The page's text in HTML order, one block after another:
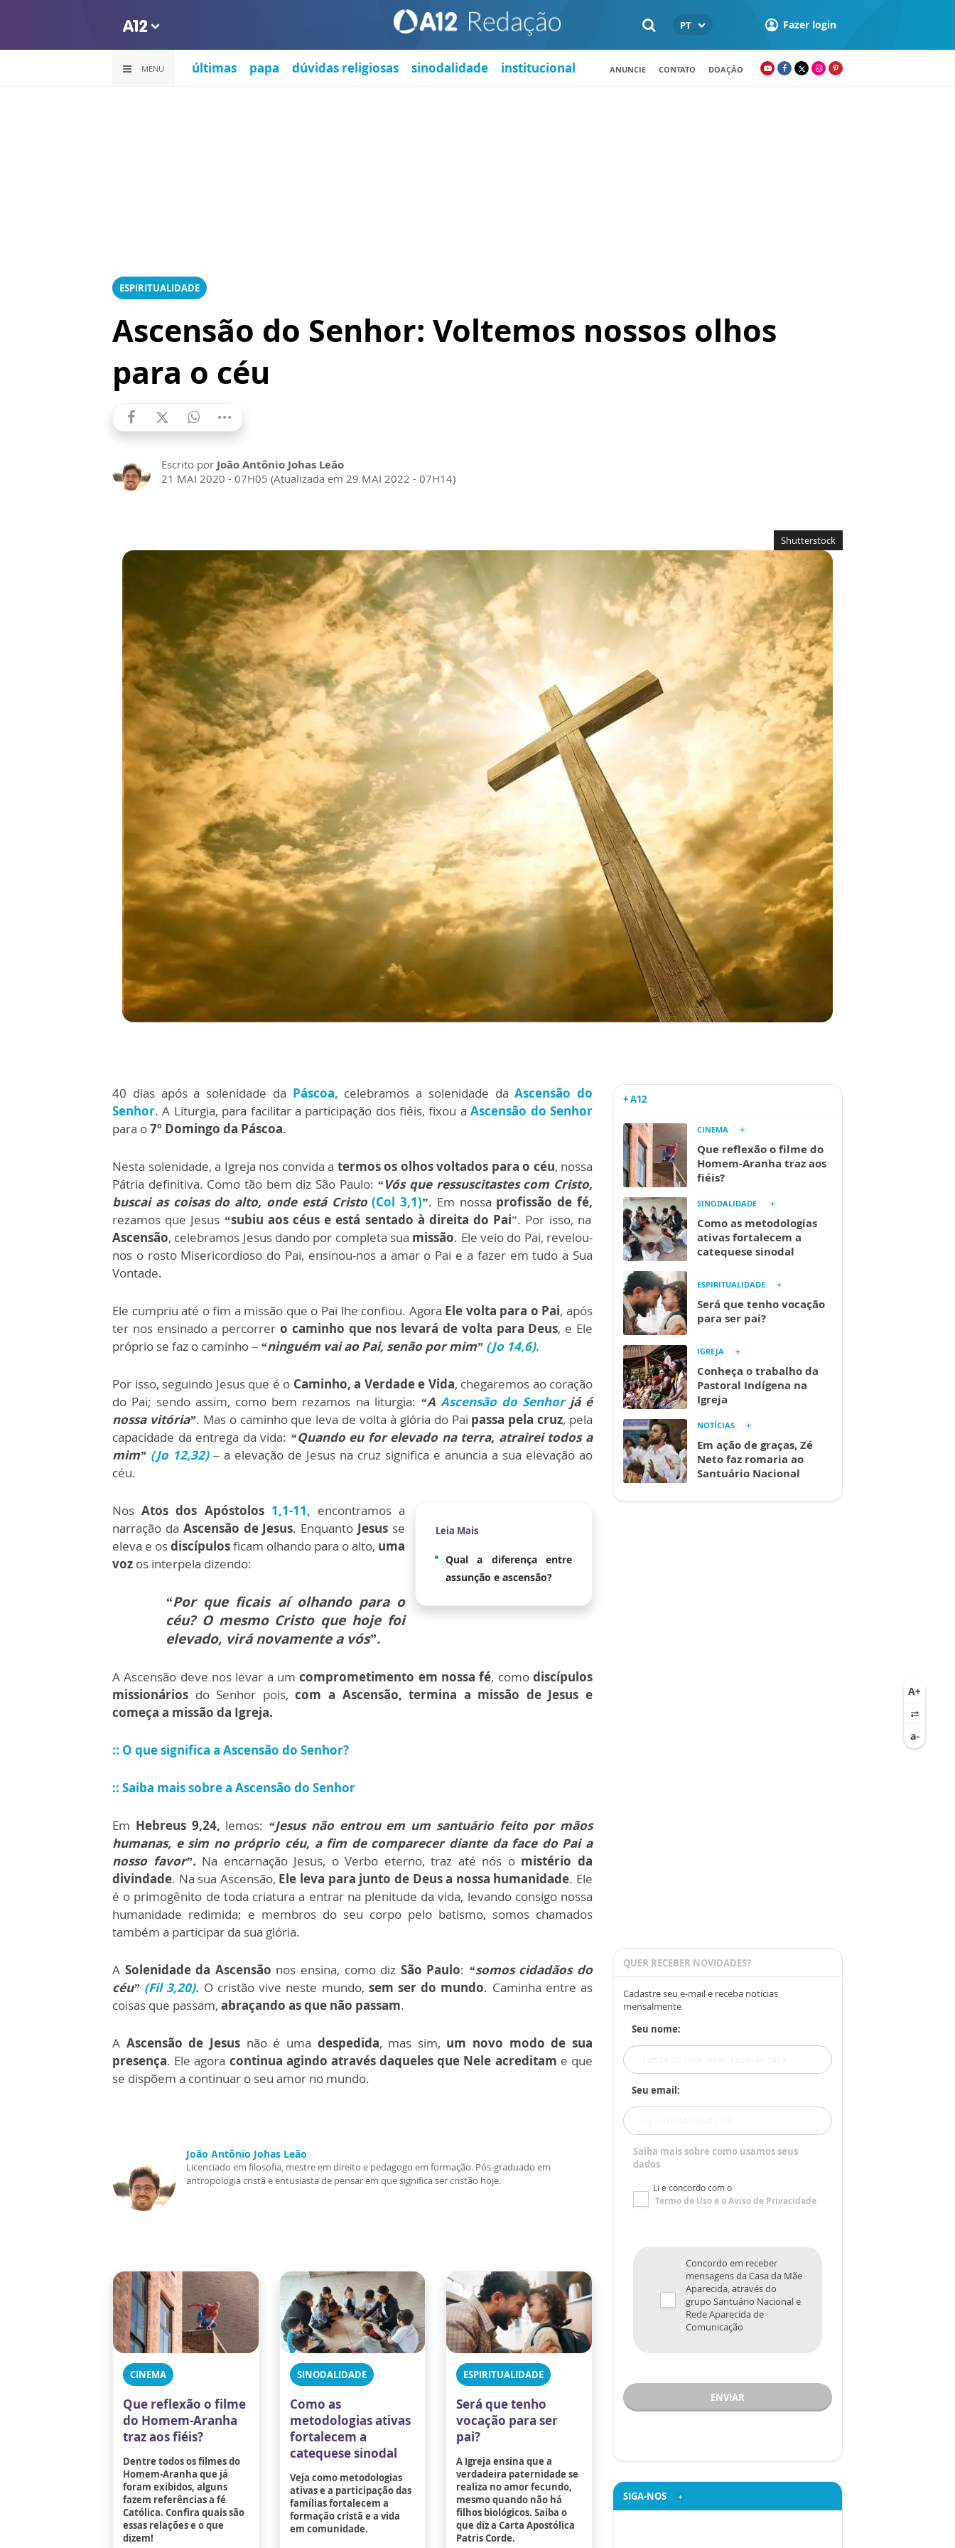
PT Fazer login
MENU últimas papa dúvidas religiosas sinodalidade institucional ANUNCIE CONTATO DOAÇÃO
ESPIRITUALIDADE
Ascensão do Senhor: Voltemos nossos olhos
para o céu
Escrito por João Antônio Johas Leão
21 MAI 2020 - 07H05 (Atualizada em 29 MAI 2022 - 07H14)
Shutterstock
40 dias após a solenidade da Páscoa, celebramos a solenidade daAscensão do
Senhor. A Liturgia, para facilitar a participação dos fiéis, fixou aAscensão do Senhor
para o7º Domingo da Páscoa.
Nesta solenidade, a Igreja nos convida a termos os olhos voltados para o céu, nossa
Pátria definitiva. Como tão bem diz São Paulo: “Vós que ressuscitastes com Cristo,
buscai as coisas do alto, onde está Cristo(Col 3,1)”. Em nossa profissão de fé,
rezamos que Jesus “subiu aos céus e está sentado à direita do Pai”. Por isso, na
Ascensão, celebramos Jesus dando por completa sua missão. Ele veio do Pai, revelou-
nos o rosto Misericordioso do Pai, ensinou-nos a amar o Pai e a fazer em tudo a Sua
Vontade.
Ele cumpriu até o fim a missão que o Pai lhe confiou. Agora Ele volta para o Pai, após
ter nos ensinado a percorrer o caminho que nos levará de volta para Deus, e Ele
próprio se faz o caminho – “ninguém vai ao Pai, senão por mim” (Jo 14,6).
Por isso, seguindo Jesus que é o Caminho, a Verdade e Vida, chegaremos ao coração
do Pai; sendo assim, como bem rezamos na liturgia: “A Ascensão do Senhorjá é
nossa vitória”. Mas o caminho que leva de volta à glória do Pai passa pela cruz, pela
capacidade da entrega da vida: “Quando eu for elevado na terra, atrairei todos a
mim” (Jo 12,32)– a elevação de Jesus na cruz significa e anuncia a sua elevação ao
céu.
Leia Mais
Qual a diferença entre
assunção e ascensão?
NosAtos dos Apóstolos 1,1-11, encontramos a
narração da Ascensão de Jesus. Enquanto Jesus se
eleva e osdiscípulosficam olhando para o alto, uma
voz os interpela dizendo:
“Por que ficais aí olhando para o
céu? O mesmo Cristo que hoje foi
elevado, virá novamente a vós”.
A Ascensão deve nos levar a umcomprometimento em nossa fé, comodiscípulos
missionários do Senhor pois,com a Ascensão, termina a missão de Jesus e
começa a missão da Igreja.
:: O que significa a Ascensão do Senhor?
:: Saiba mais sobre a Ascensão do Senhor
Em Hebreus 9,24, lemos: “Jesus não entrou em um santuário feito por mãos
humanas, e sim no próprio céu, a fim de comparecer diante da face do Pai a
nosso favor”.Na encarnação Jesus, o Verbo eterno, traz até nós omistério da
divindade. Na sua Ascensão, Ele leva para junto de Deus a nossa humanidade. Ele
é o primogênito de toda criatura a entrar na plenitude da vida, levando consigo nossa
humanidade redimida; e membros do seu corpo pelo batismo, somos chamados
também a participar da sua glória.
A Solenidade da Ascensão nos ensina, como diz São Paulo: “somos cidadãos do
céu” (Fil 3,20). O cristão vive neste mundo, sem ser do mundo. Caminha entre as
coisas que passam, abraçando as que não passam.
A Ascensão de Jesusnão é uma despedida, mas sim, um novo modo de sua
presença. Ele agora continua agindo através daqueles que Nele acreditam e que
se dispõem a continuar o seu amor no mundo.
João Antônio Johas Leão
Licenciado em filosofia, mestre em direito e pedagogo em formação. Pós-graduado em
antropologia cristã e entusiasta de pensar em que significa ser cristão hoje.
CINEMA
Que reflexão o filme
do Homem-Aranha
traz aos fiéis?
Dentre todos os filmes do
Homem-Aranha que já
foram exibidos, alguns
fazem referências a fé
Católica. Confira quais são
essas relações e o que
dizem!
SINODALIDADE
Como as
metodologias ativas
fortalecem a
catequese sinodal
Veja como metodologias
ativas e a participação das
famílias fortalecem a
formação cristã e a vida
em comunidade.
ESPIRITUALIDADE
Será que tenho
vocação para ser
pai?
A Igreja ensina que a
verdadeira paternidade se
realiza no amor fecundo,
mesmo quando não há
filhos biológicos. Saiba o
que diz a Carta Apostólica
Patris Corde.
+ A12
CINEMA
Que reflexão o filme do
Homem-Aranha traz aos
fiéis?
SINODALIDADE
Como as metodologias
ativas fortalecem a
catequese sinodal
ESPIRITUALIDADE
Será que tenho vocação
para ser pai?
IGREJA
Conheça o trabalho da
Pastoral Indígena na
Igreja
NOTÍCIAS
Em ação de graças, Zé
Neto faz romaria ao
Santuário Nacional
QUER RECEBER NOVIDADES?
Cadastre seu e-mail e receba notícias
mensalmente
Seu nome:
Seu email:
Saiba mais sobre como usamos seus
dados
Li e concordo com o
Termo de Usoe oAviso de Privacidade
Concordo em receber
mensagens da Casa da Mãe
Aparecida, através do
grupo Santuário Nacional e
Rede Aparecida de
Comunicação
ENVIAR
SIGA-NOS